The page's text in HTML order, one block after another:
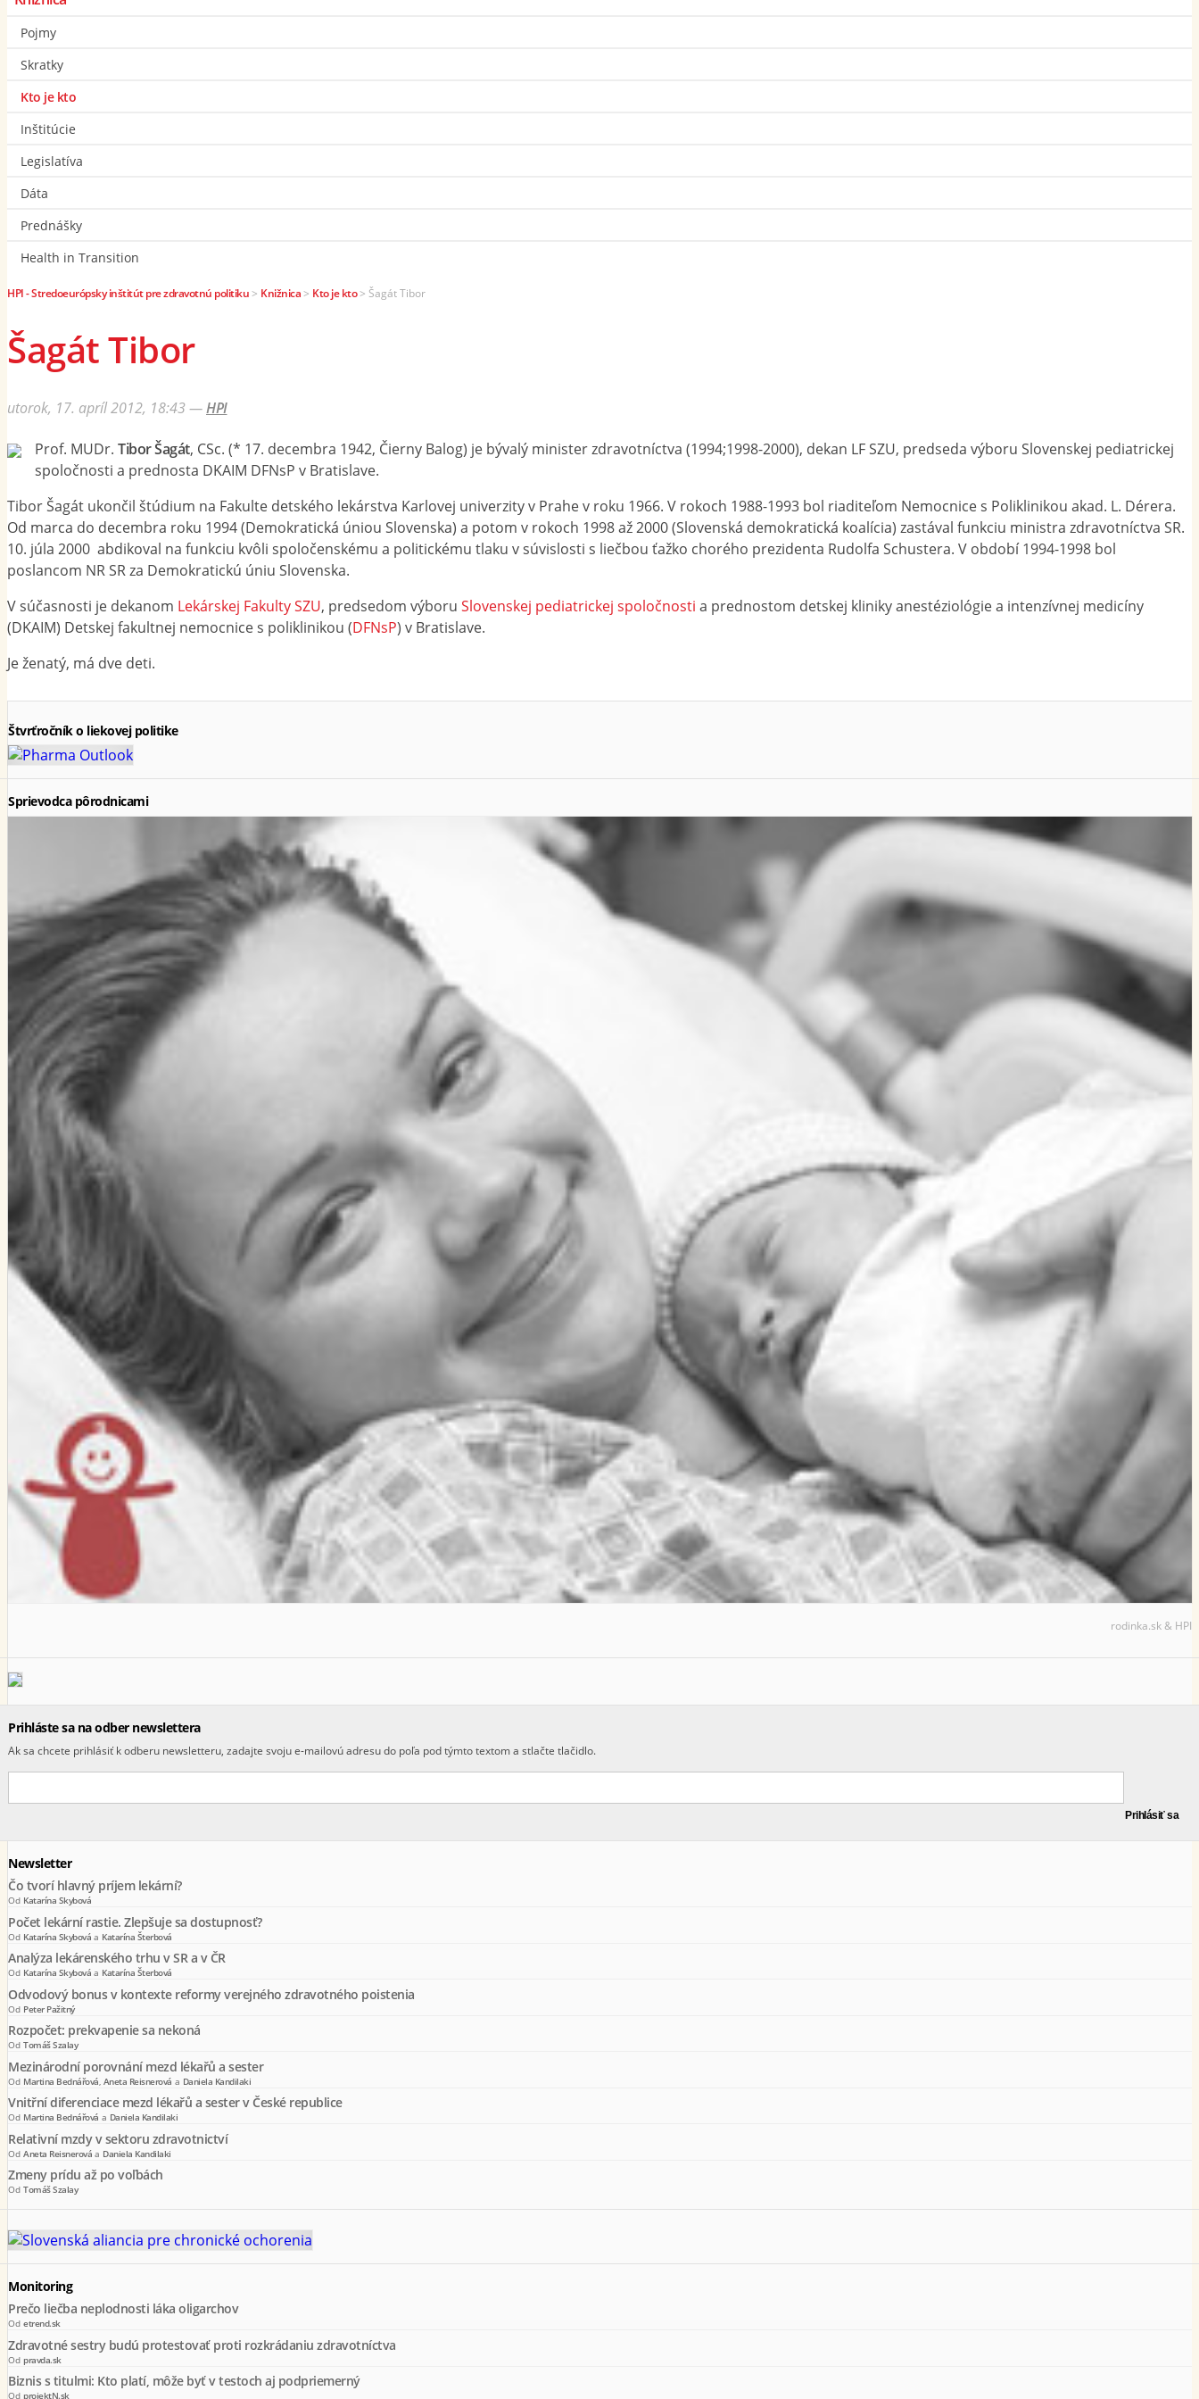
Pojmy
Skratky
Kto je kto
Inštitúcie
Legislatíva
Dáta
Prednášky
Health in Transition
HPI - Stredoeurópsky inštitút pre zdravotnú politiku> Knižnica> Kto je kto> Šagát Tibor
Šagát Tibor
utorok, 17. apríl 2012, 18:43—HPI
Prof. MUDr. Tibor Šagát, CSc. (* 17. decembra 1942, Čierny Balog) je bývalý minister zdravotníctva (1994;1998-2000), dekan LF SZU, predseda výboru Slovenskej pediatrickej
spoločnosti a prednosta DKAIM DFNsP v Bratislave.
Tibor Šagát ukončil štúdium na Fakulte detského lekárstva Karlovej univerzity v Prahe v roku 1966. V rokoch 1988-1993 bol riaditeľom Nemocnice s Poliklinikou akad. L. Dérera.
Od marca do decembra roku 1994 (Demokratická úniou Slovenska) a potom v rokoch 1998 až 2000 (Slovenská demokratická koalícia) zastával funkciu ministra zdravotníctva SR.
10. júla 2000 abdikoval na funkciu kvôli spoločenskému a politickému tlaku v súvislosti s liečbou ťažko chorého prezidenta Rudolfa Schustera. V období 1994-1998 bol
poslancom NR SR za Demokratickú úniu Slovenska.
V súčasnosti je dekanom Lekárskej Fakulty SZU, predsedom výboru Slovenskej pediatrickej spoločnosti a prednostom detskej kliniky anestéziológie a intenzívnej medicíny
(DKAIM) Detskej fakultnej nemocnice s poliklinikou (DFNsP) v Bratislave.
Je ženatý, má dve deti.
Štvrťročník o liekovej politike
Sprievodca pôrodnicami
rodinka.sk & HPI
Prihláste sa na odber newslettera
Ak sa chcete prihlásiť k odberu newsletteru, zadajte svoju e-mailovú adresu do poľa pod týmto textom a stlačte tlačidlo.
Newsletter
Čo tvorí hlavný príjem lekární?
Od Katarína Skybová
Počet lekární rastie. Zlepšuje sa dostupnosť?
Od Katarína Skybová a Katarína Šterbová
Analýza lekárenského trhu v SR a v ČR
Od Katarína Skybová a Katarína Šterbová
Odvodový bonus v kontexte reformy verejného zdravotného poistenia
Od Peter Pažitný
Rozpočet: prekvapenie sa nekoná
Od Tomáš Szalay
Mezinárodní porovnání mezd lékařů a sester
Od Martina Bednářová Aneta Reisnerová a Daniela Kandilaki
Vnitřní diferenciace mezd lékařů a sester v České republice
Od Martina Bednářová a Daniela Kandilaki
Relativní mzdy v sektoru zdravotnictví
Od Aneta Reisnerová a Daniela Kandilaki
Zmeny prídu až po voľbách
Od Tomáš Szalay
Monitoring
Prečo liečba neplodnosti láka oligarchov
Od etrend.sk
Zdravotné sestry budú protestovať proti rozkrádaniu zdravotníctva
Od pravda.sk
Biznis s titulmi: Kto platí, môže byť v testoch aj podpriemerný
Od projektN.sk